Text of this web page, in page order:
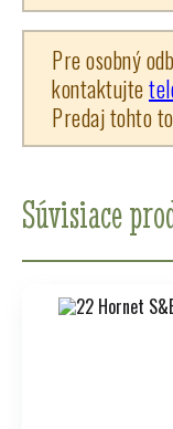
Pre osobný
kontaktujte
Predaj tohto
Súvisiace